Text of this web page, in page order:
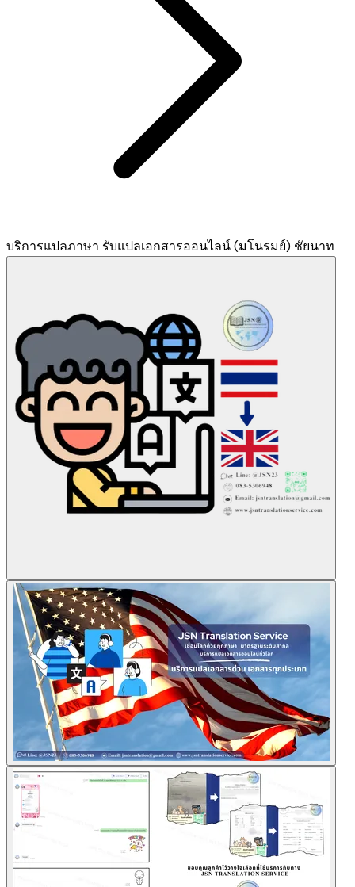
บริการแปลภาษา รับแปลเอกสารออนไลน์ (มโนรมย์) ชัยนาท